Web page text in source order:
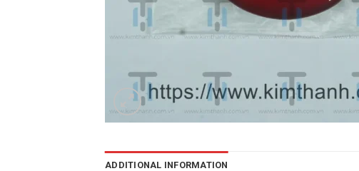
ADDITIONAL INFORMATION